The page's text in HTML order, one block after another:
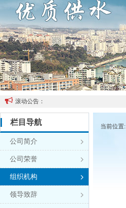
 滚动公告：
栏目导航
公司简介 
公司荣誉 
组织机构 
领导致辞 
当前位置: